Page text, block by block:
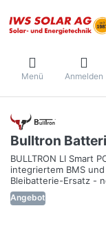
Menü Anmelden
Bulltron
BULLTRON LI Smart
integriertem BMS
Bleibatterie-Ersatz -
Angebot